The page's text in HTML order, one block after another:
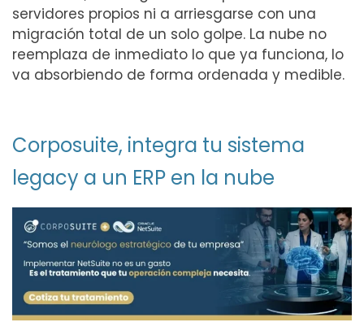
servidores propios ni a arriesgarse con una
migración total de un solo golpe. La nube no
reemplaza de inmediato lo que ya funciona, lo
va absorbiendo de forma ordenada y medible.
Corposuite, integra tu sistema
legacy a un ERP en la nube